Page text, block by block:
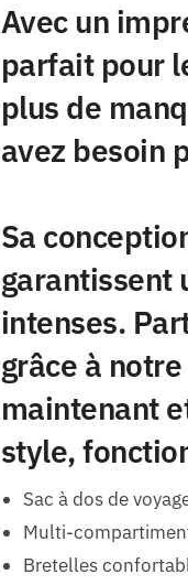
Avec un
parfait pour
plus de
avez besoin
Sa
garantissent
intenses.
grâce à
maintenant
style,
Sac à dos de
Multi-
Bretelles